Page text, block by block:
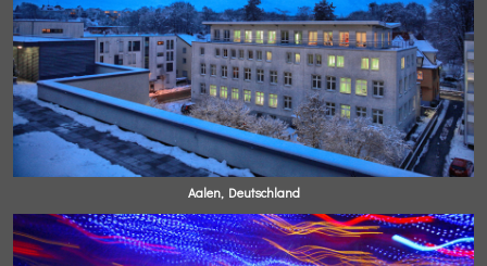
Aalen, Deutschland